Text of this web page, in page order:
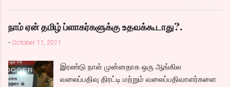
பெண் ரீமா, அவர்களுக்கு அடி பொடி வேலை செய்ய
அழைக்கப்படும் கார்த்தி. இவர்களுடன் நம்முடய
ஆறு போல ஓடுகிறது படம். பெரியதாய் கதை ஏதும்
நகராவிட்டாலும், ரீமாவின் அதிரடி கேரக்டரும்,
நாம் ஏன் தமிழ் ப்ளாகர்களுக்கு உதவக்கூடாது?.
- October 11, 2011
இரண்டு நாள் முன்னதாக ஒரு ஆங்கில
வலைப்பதிவு திரட்டி மற்றும் வலைப்பதிவாளர்களை